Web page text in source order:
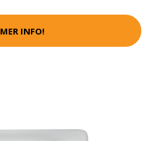
MER INFO!